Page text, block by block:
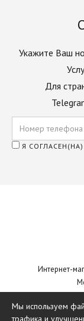
Укажите Ваш
Для
Я
Интернет-
Мы используем
трафика и